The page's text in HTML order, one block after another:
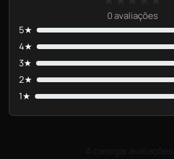
0 avaliações
5★
4★
3★
2★
1★
A carregar avaliações...